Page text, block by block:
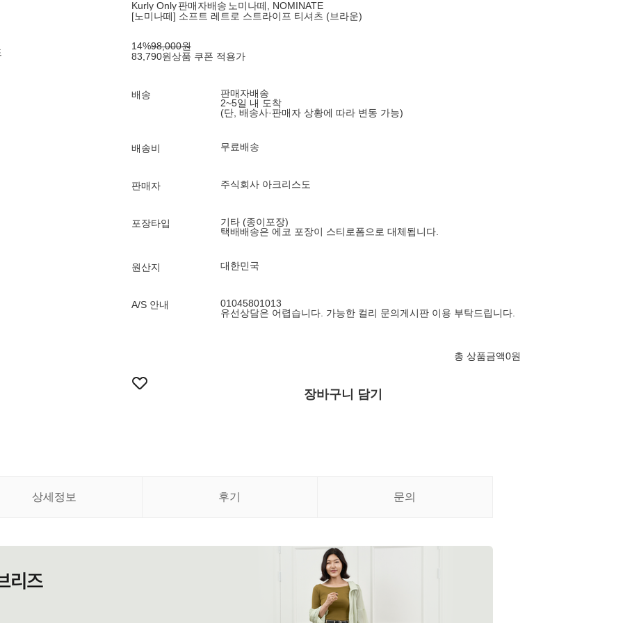
Kurly Only판매자배송 노미나떼, NOMINATE
[노미나떼] 소프트 레트로 스트라이프 티셔츠 (브라운)
14%98,000원
83,790원상품 쿠폰 적용가
배송
판매자배송
2~5일 내 도착
(단, 배송사·판매자 상황에 따라 변동 가능)
배송비 무료배송
판매자 주식회사 아크리스도
포장타입
기타 (종이포장)
택배배송은 에코 포장이 스티로폼으로 대체됩니다.
원산지 대한민국
A/S 안내
01045801013
유선상담은 어렵습니다. 가능한 컬리 문의게시판 이용 부탁드립니다.
총 상품금액0원
장바구니 담기
상세정보 후기 문의